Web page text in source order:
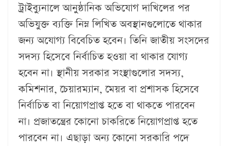
ট্রাইব্যুনালে আনুষ্ঠানিক অভিযোগ দাখিলের পর
অভিযুক্ত ব্যক্তি নিম্ন লিখিত অবস্থানগুলোতে থাকার
জন্য অযোগ্য বিবেচিত হবেন। তিনি জাতীয় সংসদের
সদস্য হিসেবে নির্বাচিত হওয়া বা থাকার যোগ্য
হবেন না। স্থানীয় সরকার সংস্থাগুলোর সদস্য,
কমিশনার, চেয়ারম্যান, মেয়র বা প্রশাসক হিসেবে
নির্বাচিত বা নিয়োগপ্রাপ্ত হতে বা থাকতে পারবেন
না। প্রজাতন্ত্রের কোনো চাকরিতে নিয়োগপ্রাপ্ত হতে
পারবেন না। এছাড়া অন্য কোনো সরকারি পদে